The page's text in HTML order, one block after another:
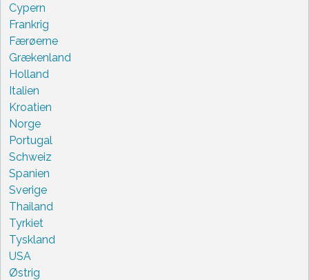
Cypern
Frankrig
Færøerne
Grækenland
Holland
Italien
Kroatien
Norge
Portugal
Schweiz
Spanien
Sverige
Thailand
Tyrkiet
Tyskland
USA
Østrig